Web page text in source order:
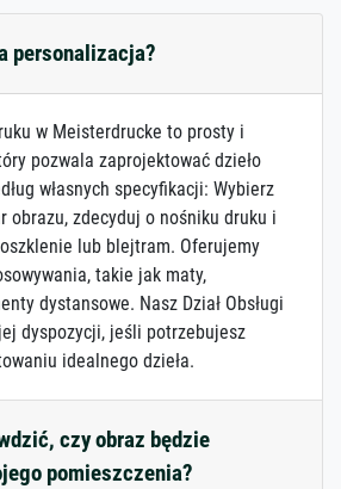
personalizacja?
w Meisterdrucke to prosty i
pozwala zaprojektować dzieło
własnych specyfikacji: Wybierz
obrazu, zdecyduj o nośniku druku i
lub blejtram. Oferujemy
takie jak maty,
dystansowe. Nasz Dział Obsługi
dyspozycji, jeśli potrzebujesz
idealnego dzieła.
czy obraz będzie
pomieszczenia?